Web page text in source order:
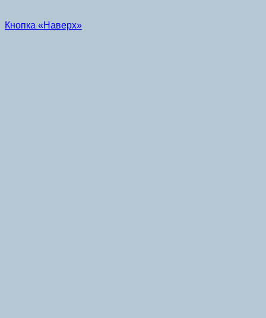
Кнопка «Наверх»